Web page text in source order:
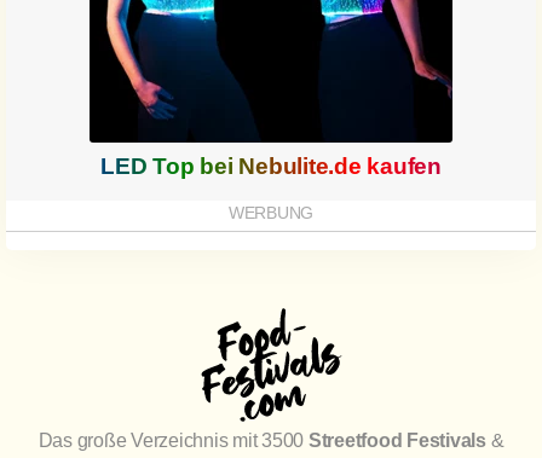
LED Top bei Nebulite.de kaufen
Das große Verzeichnis mit 3500 Streetfood Festivals&